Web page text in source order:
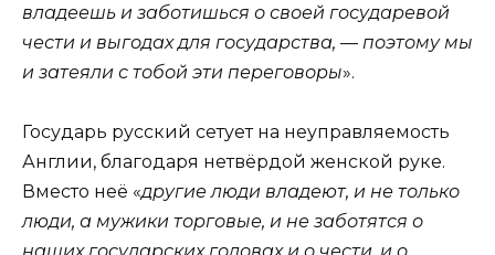
владеешь и заботишься о своей государевой
чести и выгодах для государства, — поэтому мы
и затеяли с тобой эти переговоры».
Государь русский сетует на неуправляемость
Англии, благодаря нетвёрдой женской руке.
Вместо неё «другие люди владеют, и не только
люди, а мужики торговые, и не заботятся о